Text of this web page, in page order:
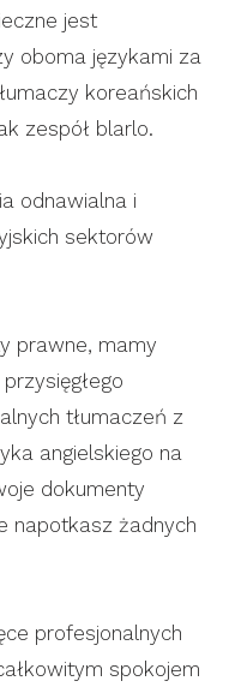
jest
oboma językami za
koreańskich
zespół blarlo.
odnawialna i
sektorów
prawne, mamy
tłumaczeń z
angielskiego na
dokumenty
napotkasz żadnych
profesjonalnych
spokojem